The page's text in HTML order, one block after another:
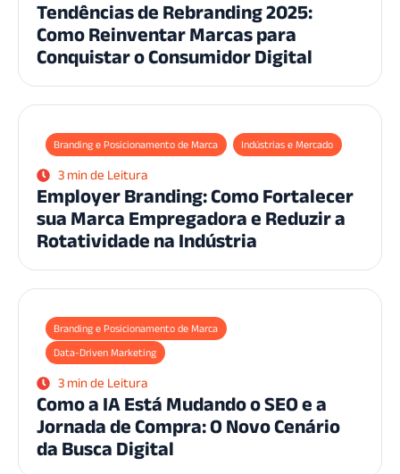
Tendências de Rebranding 2025:
Como Reinventar Marcas para
Conquistar o Consumidor Digital
Branding e Posicionamento de Marca Indústrias e Mercado
3 min de Leitura
Employer Branding: Como Fortalecer
sua Marca Empregadora e Reduzir a
Rotatividade na Indústria
Branding e Posicionamento de Marca
Data-Driven Marketing
3 min de Leitura
Como a IA Está Mudando o SEO e a
Jornada de Compra: O Novo Cenário
da Busca Digital